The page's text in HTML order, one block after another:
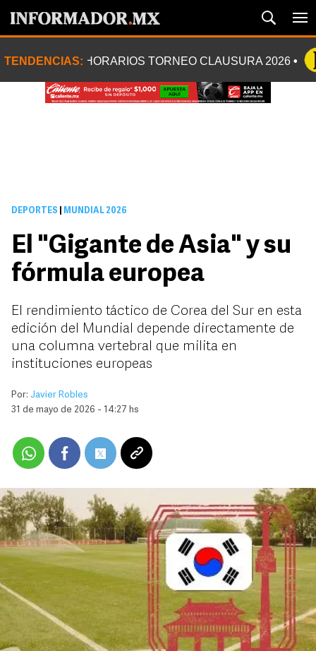
TENDENCIAS: HORARIOS TORNEO CLAUSURA 2026
DEPORTES MUNDIAL 2026
El "Gigante de Asia" y su
fórmula europea
El rendimiento táctico de Corea del Sur en esta
edición del Mundial depende directamente de
una columna vertebral que milita en
instituciones europeas
Por: Javier Robles
31 de mayo de 2026 - 14:27 hs